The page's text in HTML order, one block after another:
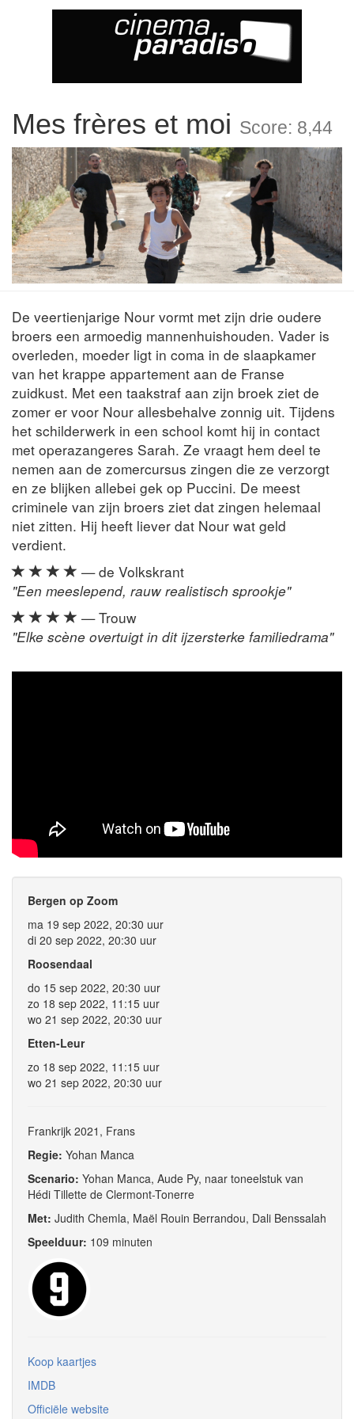
Mes frères et moi Score: 8,44
De veertienjarige Nour vormt met zijn drie oudere
broers een armoedig mannenhuishouden. Vader is
overleden, moeder ligt in coma in de slaapkamer
van het krappe appartement aan de Franse
zuidkust. Met een taakstraf aan zijn broek ziet de
zomer er voor Nour allesbehalve zonnig uit. Tijdens
het schilderwerk in een school komt hij in contact
met operazangeres Sarah. Ze vraagt hem deel te
nemen aan de zomercursus zingen die ze verzorgt
en ze blijken allebei gek op Puccini. De meest
criminele van zijn broers ziet dat zingen helemaal
niet zitten. Hij heeft liever dat Nour wat geld
verdient.
— de Volkskrant
"Een meeslepend, rauw realistisch sprookje"
— Trouw
"Elke scène overtuigt in dit ijzersterke familiedrama"
Bergen op Zoom
ma 19 sep 2022, 20:30 uur
di 20 sep 2022, 20:30 uur
Roosendaal
do 15 sep 2022, 20:30 uur
zo 18 sep 2022, 11:15 uur
wo 21 sep 2022, 20:30 uur
Etten-Leur
zo 18 sep 2022, 11:15 uur
wo 21 sep 2022, 20:30 uur
Frankrijk 2021, Frans
Regie: Yohan Manca
Scenario: Yohan Manca, Aude Py, naar toneelstuk van
Hédi Tillette de Clermont-Tonerre
Met: Judith Chemla, Maël Rouin Berrandou, Dali Benssalah
Speelduur: 109 minuten
Koop kaartjes
IMDB
Officiële website